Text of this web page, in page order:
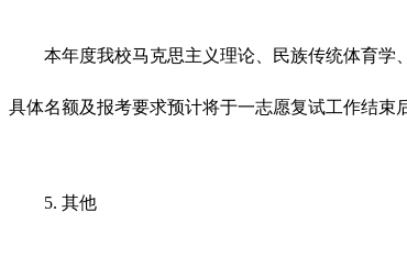
本年度我校马克思主义理论、民族传统体育学
具体名额及报考要求预计将于一志愿复试工作结
5. 其他